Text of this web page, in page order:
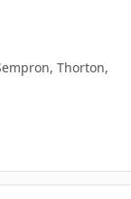
Thorton,